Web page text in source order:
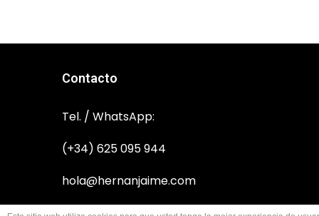
Contacto
Tel. / WhatsApp:
(+34) 625 095 944
hola@hernanjaime.com